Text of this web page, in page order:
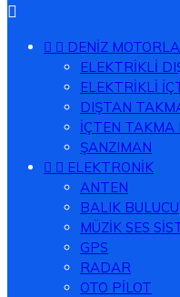

  DENİZ
ELEKTRİKLİ
ELEKTRİKLİ
DIŞTAN
İÇTEN TAKMA
ŞANZIMAN
  ELEKTRONİK
ANTEN
BALIK BULUCU
MÜZİK SES
GPS
RADAR
OTO PİLOT